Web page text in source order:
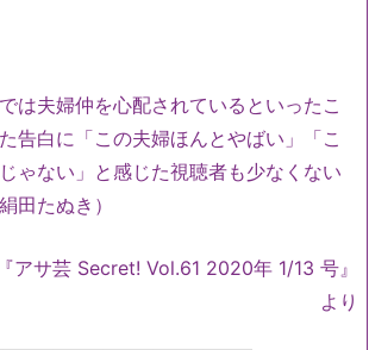
は夫婦仲を心配されているといったこ
告白に「この夫婦ほんとやばい」「こ
ゃない」と感じた視聴者も少なくない
田たぬき）
アサ芸 Secret! Vol.61 2020年 1/13 号』
より